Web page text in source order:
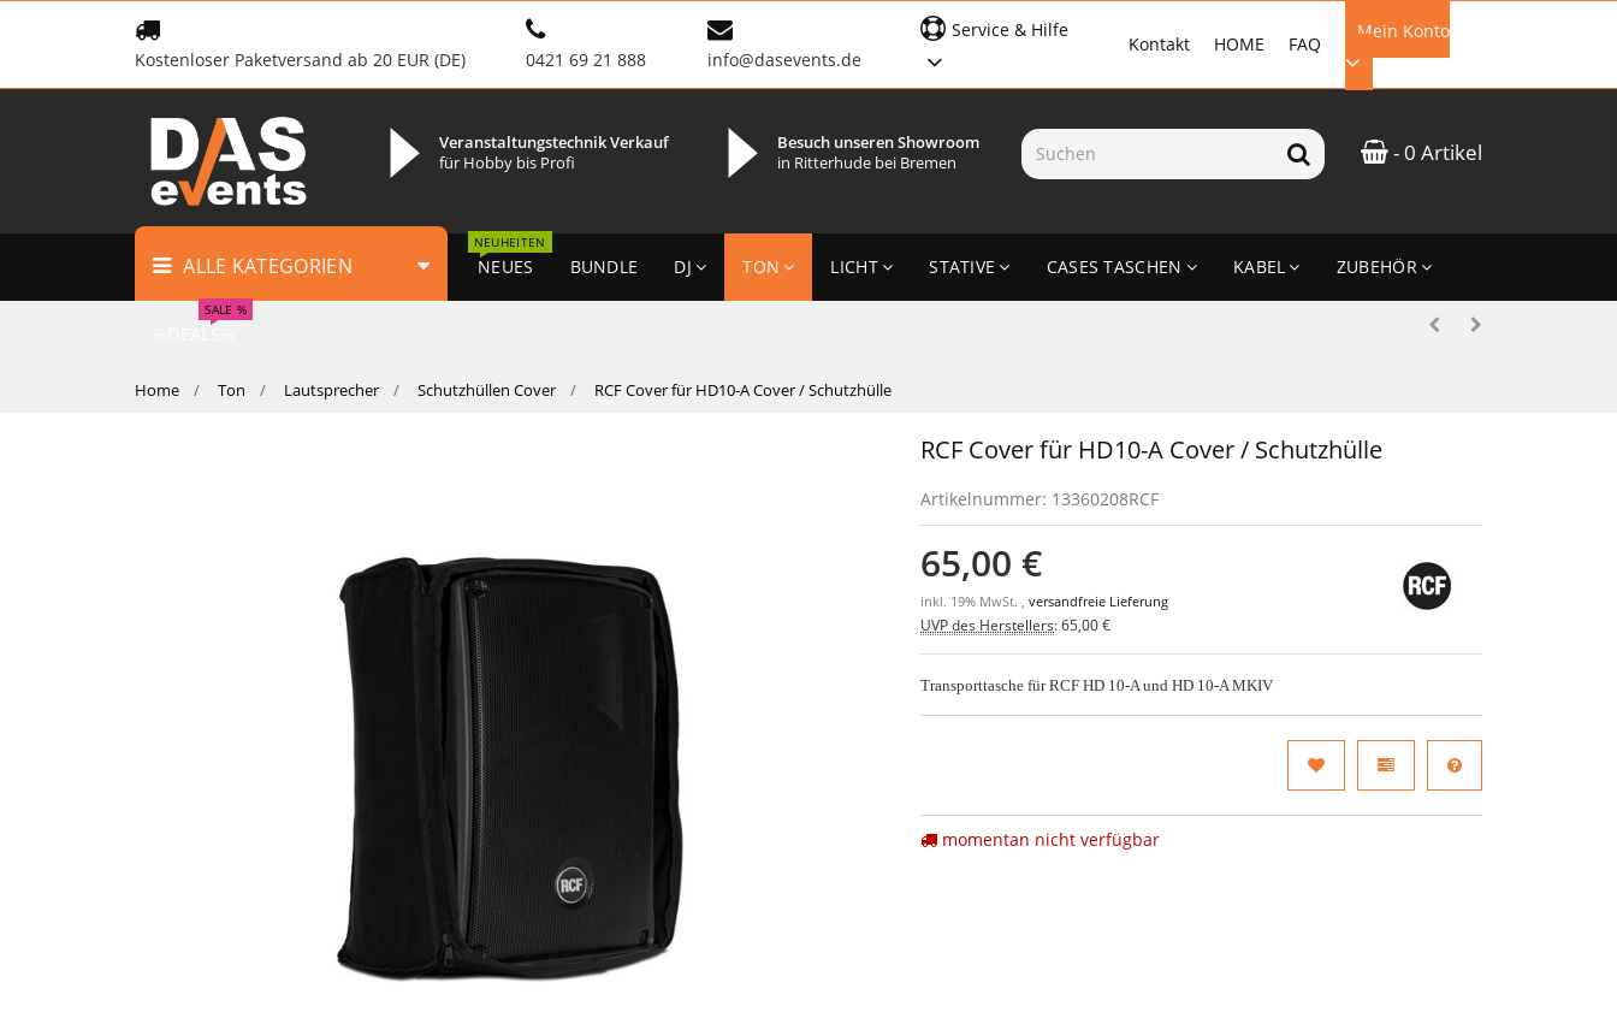
Kostenloser Paketversand ab 20 EUR (DE) 0421 69 21 888 info@dasevents.de
Mein Konto
EMAIL-ADRESSE
ANMELDEN
FAQ
HOME
Kontakt
Service & Hilfe
- 0 Artikel
Veranstaltungstechnik Verkauf
für Hobby bis Profi
Besuch unseren Showroom
in Ritterhude bei Bremen
ALLE KATEGORIEN NEUES
NEUHEITEN
BUNDLE DJ TON LICHT STATIVE CASES TASCHEN KABEL ZUBEHÖR
SALE %
Home Ton Lautsprecher Schutzhüllen Cover RCF Cover für HD10-A Cover / Schutzhülle
RCF Cover für HD10-A Cover / Schutzhülle
Artikelnummer: 13360208RCF
65,00 €
inkl. 19% MwSt. ,versandfreie Lieferung
UVP des Herstellers:65,00 €
Transporttasche für RCF HD 10-A und HD 10-A MKIV
momentan nicht verfügbar